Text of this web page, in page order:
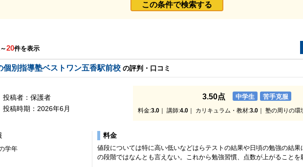
この条件で検索する
～20件を表示
個別指導塾ベストワン五香駅前校 の評判・口コミ
投稿者： 保護者
投稿時期： 2026年6月
3.50点 中学生 苦手克服
料金:3.0 ｜ 講師:4.0 ｜ カリキュラム・教材:3.0 ｜ 塾の周りの環
学年
料金
値段については特に高い低いなどはらテストの結果や日頃の勉強の結
の段階ではなんとも言えない。これから勉強習慣、点数が上がることを